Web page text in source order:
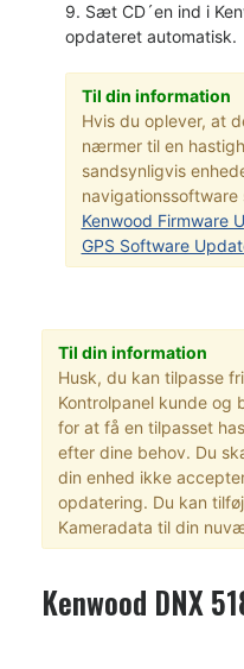
9. Sæt CD´en ind i
opdateret automatisk.
Til din information
Hvis du oplever, at
nærmer til en
sandsynligvis
navigationssoftware
Kenwood Firmware
GPS Software
Til din information
Husk, du kan tilpasse
Kontrolpanel kunde
for at få en tilpasset
efter dine behov. Du
din enhed ikke
opdatering. Du kan
Kameradata til din
Kenwood DNX